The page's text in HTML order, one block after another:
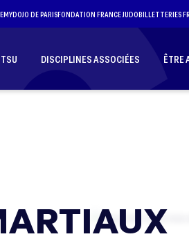
DOJO DE PARISFONDATION FRANCE JUDOBILLETTERIES
DISCIPLINES ASSOCIÉES ÊTRE